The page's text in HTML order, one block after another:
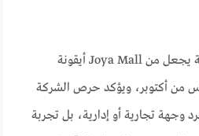
هذا المزج بين الحداثة والعملية يجعل من Joya Mall أيقونة
من أكتوبر، ويؤكد حرص الشركة
وجهة تجارية أو إدارية، بل تجربة